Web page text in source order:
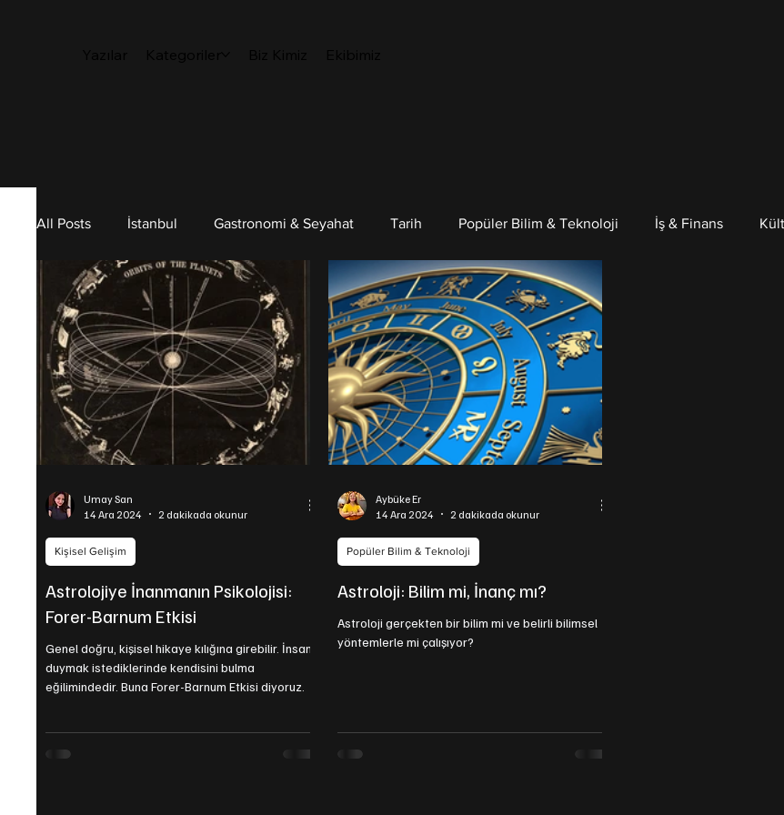
All Posts İstanbul Gastronomi & Seyahat Tarih Popüler Bilim & Teknoloji İş & Finans
Sanat Sürdürülebilirlik Kişisel Gelişim Psikoloji
Astrolojiye İnanmanın Psikolojisi:
Forer-Barnum Etkisi
Genel doğru, kişisel hikaye kılığına girebilir. İnsan
duymak istediklerinde kendisini bulma
eğilimindedir. Buna Forer-Barnum Etkisi diyoruz.
Kişisel Gelişim
Umay San
14 Ara 2024
2 dakikada okunur
Astroloji: Bilim mi, İnanç mı?
Astroloji gerçekten bir bilim mi ve belirli bilimsel
yöntemlerle mi çalışıyor?
Popüler Bilim & Teknoloji
Aybüke Er
14 Ara 2024
2 dakikada okunur